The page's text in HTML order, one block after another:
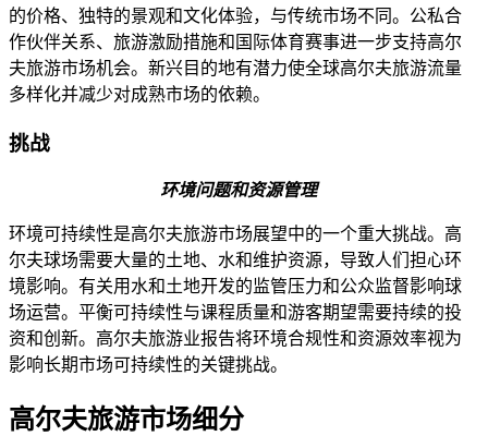
的价格、独特的景观和文化体验，与传统市场不同。公私合
作伙伴关系、旅游激励措施和国际体育赛事进一步支持高尔
夫旅游市场机会。新兴目的地有潜力使全球高尔夫旅游流量
多样化并减少对成熟市场的依赖。
挑战
环境问题和资源管理
环境可持续性是高尔夫旅游市场展望中的一个重大挑战。高
尔夫球场需要大量的土地、水和维护资源，导致人们担心环
境影响。有关用水和土地开发的监管压力和公众监督影响球
场运营。平衡可持续性与课程质量和游客期望需要持续的投
资和创新。高尔夫旅游业报告将环境合规性和资源效率视为
影响长期市场可持续性的关键挑战。
高尔夫旅游市场细分